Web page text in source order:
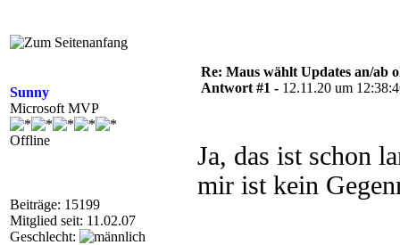
Sunny
Microsoft MVP
Offline
Beiträge: 15199
Mitglied seit: 11.02.07
Geschlecht:
Re: Maus wählt Updates an/ab
Antwort #1 - 12.11.20 um
Ja, das ist schon
mir ist kein